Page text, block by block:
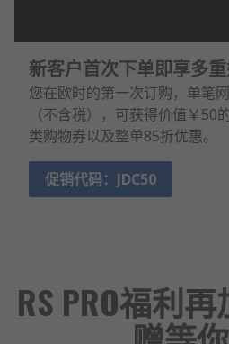
新客户首次下单即享多
您在欧时的第一次订购，单笔
（不含税），可获得价值￥50
类购物券以及整单85折优惠。
促销代码：JDC50
RS PRO福利